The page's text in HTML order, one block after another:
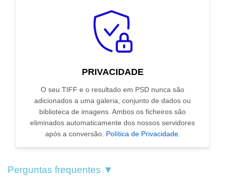
PRIVACIDADE
O seu TIFF e o resultado em PSD nunca são
adicionados a uma galeria, conjunto de dados ou
biblioteca de imagens. Ambos os ficheiros são
eliminados automaticamente dos nossos servidores
após a conversão. Política de Privacidade.
Perguntas frequentes ▼